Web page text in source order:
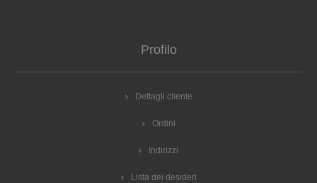
Profilo
Dettagli cliente
Ordini
Indirizzi
Lista dei desideri